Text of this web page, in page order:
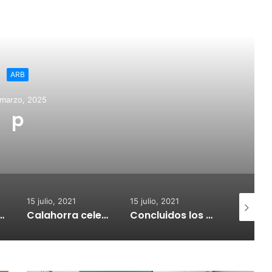
ARB
2025
p
la adquisión de medidores de CO2
15 julio, 2021
Calahorra celebrará el Croquetur II
15 julio, 2021
Concluidos los trabajos de reposición del asfaltado de Calahorra